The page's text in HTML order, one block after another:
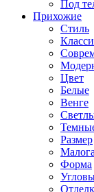
Под
Прихожие
Стиль
Цвет
Белые
Венге
Размер
Форма